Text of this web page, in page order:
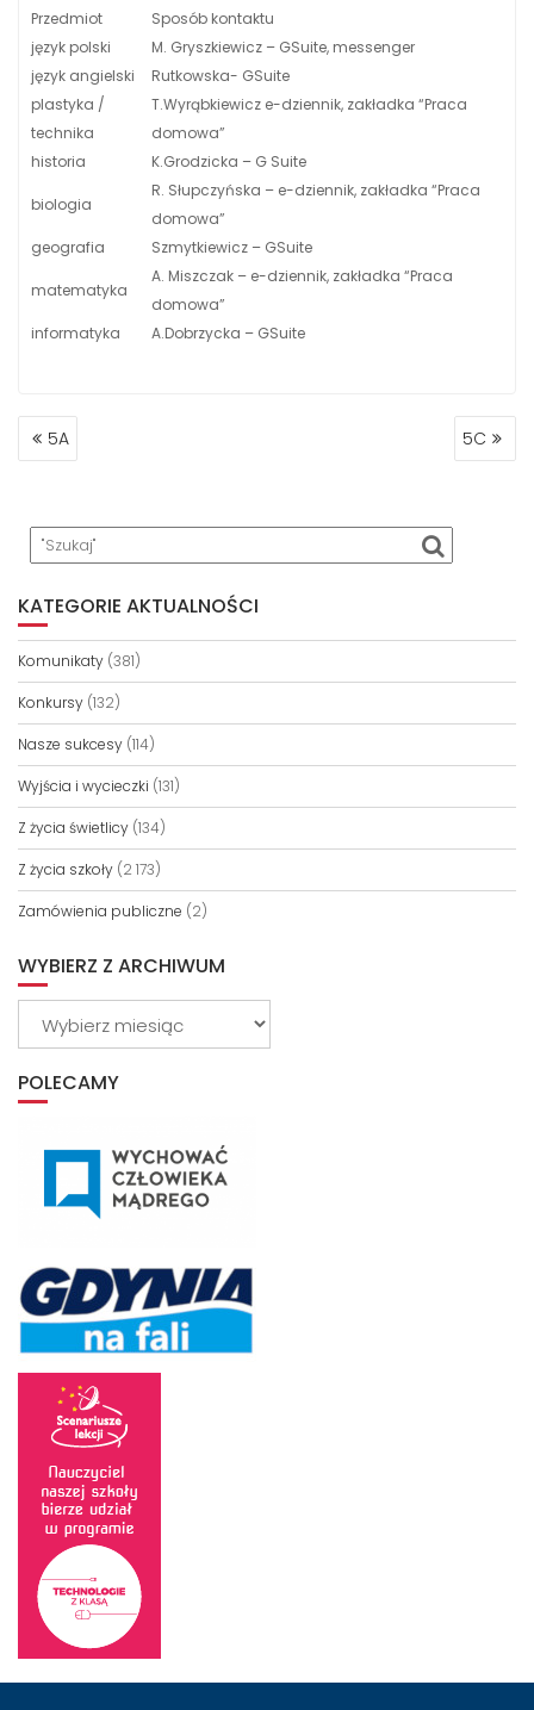
Przedmiot
Sposób kontaktu
język polski
M. Gryszkiewicz – GSuite, messenger
język angielski
Rutkowska- GSuite
plastyka /
technika
T.Wyrąbkiewicz e-dziennik, zakładka “Praca
domowa”
historia
K.Grodzicka – G Suite
biologia
R. Słupczyńska – e-dziennik, zakładka “Praca
domowa”
geografia
Szmytkiewicz – GSuite
matematyka
A. Miszczak – e-dziennik, zakładka “Praca
domowa”
informatyka
A.Dobrzycka – GSuite
NAWIGACJA
WPISU
5A 5C
KATEGORIE AKTUALNOŚCI
Komunikaty (381)
Konkursy (132)
Nasze sukcesy (114)
Wyjścia i wycieczki (131)
Z życia świetlicy (134)
Z życia szkoły (2 173)
Zamówienia publiczne (2)
WYBIERZ Z ARCHIWUM
POLECAMY